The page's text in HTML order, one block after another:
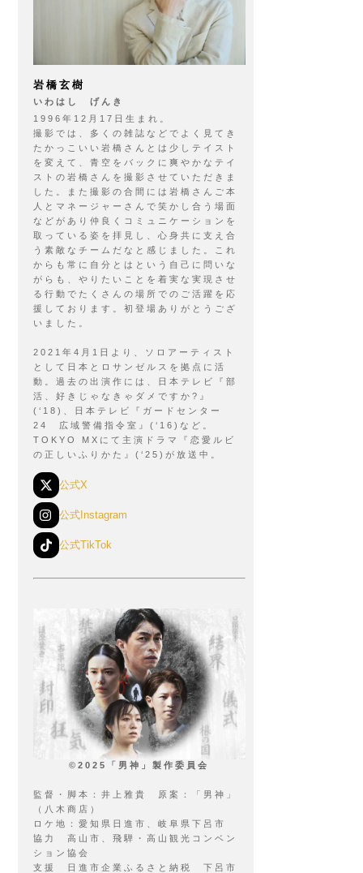
岩橋玄樹
いわはし げんき
1996年12月17日生まれ。
撮影では、多くの雑誌などでよく見てき
たかっこいい岩橋さんとは少しテイスト
を変えて、青空をバックに爽やかなテイ
ストの岩橋さんを撮影させていただきま
した。また撮影の合間には岩橋さんご本
人とマネージャーさんで笑かし合う場面
などがあり仲良くコミュニケーションを
取っている姿を拝見し、心身共に支え合
う素敵なチームだなと感じました。これ
からも常に自分とはという自己に問いな
がらも、やりたいことを着実な実現させ
る行動でたくさんの場所でのご活躍を応
援しております。初登場ありがとうござ
いました。
2021年4月1日より、ソロアーティスト
として日本とロサンゼルスを拠点に活
動。過去の出演作には、日本テレビ『部
活、好きじゃなきゃダメですか?』
(‘18)、日本テレビ『ガードセンター
24 広域警備指令室』(‘16)など。
TOKYO MXにて主演ドラマ『恋愛ルビ
の正しいふりかた』(‘25)が放送中。
公式X
公式Instagram
公式TikTok
©2025「男神」製作委員会
監督・脚本：井上雅貴 原案：「男神」
（八木商店）
ロケ地：愛知県日進市、岐阜県下呂市
協力 高山市、飛騨・高山観光コンベン
ション協会
支援 日進市企業ふるさと納税 下呂市